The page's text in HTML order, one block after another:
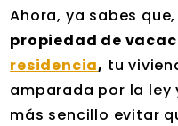
Ahora, ya sabes
propiedad de
residencia, tu
amparada por la ley
más sencillo evitar